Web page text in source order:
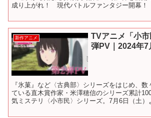
成り上がれ！ 現代バトルファンタジー開幕！
新作アニメ
TVアニメ「小
弾PV｜2024年7
『氷菓』など〈古典部〉シリーズをはじめ、数
ている直木賞作家・米澤穂信のシリーズ累計
気ミステリ〈小市民〉シリーズ。7月6日（土）